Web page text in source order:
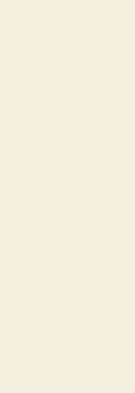
height:
height:
pagead/